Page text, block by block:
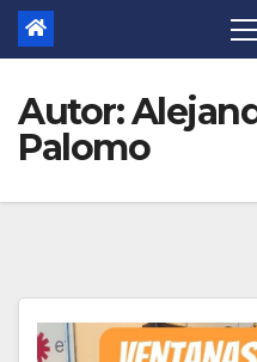
Autor:
Palomo